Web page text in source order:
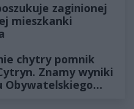
zaginionej
mieszkanki
chytry pomnik
Znamy wyniki
Obywatelskiego